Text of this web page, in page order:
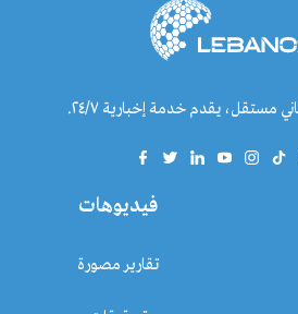
مستقل، يقدم خدمة إخبارية ٢٤/٧.
فيديوهات
تقارير مصورة